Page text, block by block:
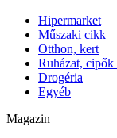
Hipermarket
Műszaki cikk
Otthon, kert
Ruházat, cipők
Drogéria
Egyéb
Magazin